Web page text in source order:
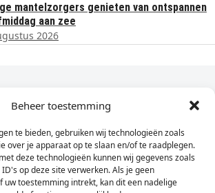
Beheer toestemming
te bieden, gebruiken wij technologieën zoals
over je apparaat op te slaan en/of te raadplegen.
deze technologieën kunnen wij gegevens zoals
op deze site verwerken. Als je geen
uw toestemming intrekt, kan dit een nadelige
mantelzorgers genieten van ontspannen
aan zee
2026
laatste nieuws in je e-mail?